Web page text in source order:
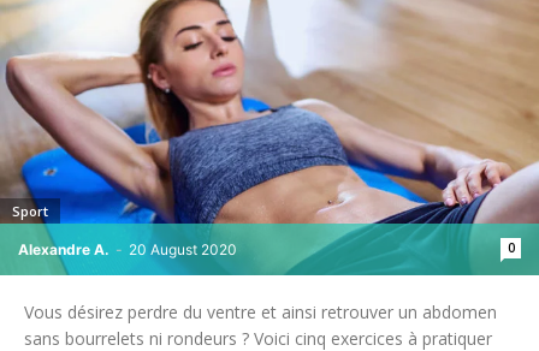
Alexandre A. - 20 August 2020 0
Sport
Vous désirez perdre du ventre et ainsi retrouver un abdomen
sans bourrelets ni rondeurs ? Voici cinq exercices à pratiquer